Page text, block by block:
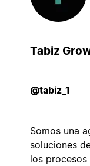
Tabiz
@tabiz_1
Somos una
soluciones
los